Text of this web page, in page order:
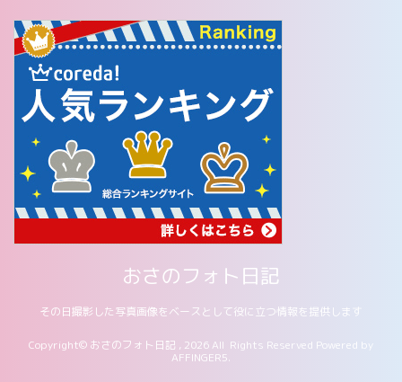
おさのフォト日記
その日撮影した写真画像をベースとして役に立つ情報を提供します
Copyright© おさのフォト日記 , 2026 All Rights Reserved Powered by
AFFINGER5.